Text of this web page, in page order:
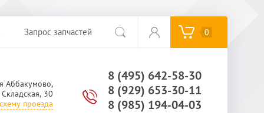
Запрос запчастей 0
Аббакумово,
Складская, 30
проезда
8 (495) 642-58-30
8 (929) 653-30-11
8 (985) 194-04-03